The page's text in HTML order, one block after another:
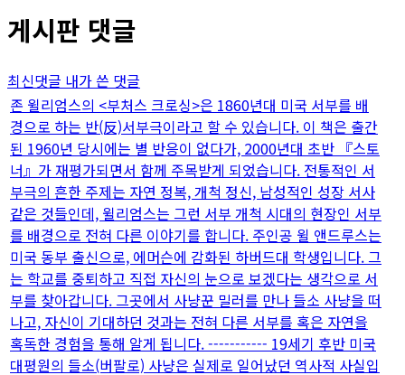
게시판 댓글
최신댓글 내가 쓴 댓글
존 윌리엄스의 <부처스 크로싱>은 1860년대 미국 서부를 배
경으로 하는 반(反)서부극이라고 할 수 있습니다. 이 책은 출간
된 1960년 당시에는 별 반응이 없다가, 2000년대 초반 『스토
너』가 재평가되면서 함께 주목받게 되었습니다. 전통적인 서
부극의 흔한 주제는 자연 정복, 개척 정신, 남성적인 성장 서사
같은 것들인데, 윌리엄스는 그런 서부 개척 시대의 현장인 서부
를 배경으로 전혀 다른 이야기를 합니다. 주인공 윌 앤드루스는
미국 동부 출신으로, 에머슨에 감화된 하버드대 학생입니다. 그
는 학교를 중퇴하고 직접 자신의 눈으로 보겠다는 생각으로 서
부를 찾아갑니다. 그곳에서 사냥꾼 밀러를 만나 들소 사냥을 떠
나고, 자신이 기대하던 것과는 전혀 다른 서부를 혹은 자연을
혹독한 경험을 통해 알게 됩니다. ----------- 19세기 후반 미국
대평원의 들소(버팔로) 사냥은 실제로 일어났던 역사적 사실입